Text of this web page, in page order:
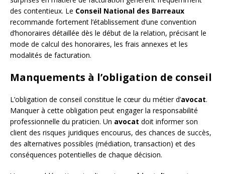
des contentieux. Le Conseil National des Barreaux
recommande fortement l’établissement d’une convention
d’honoraires détaillée dès le début de la relation, précisant le
mode de calcul des honoraires, les frais annexes et les
modalités de facturation.
Manquements à l’obligation de conseil
L’obligation de conseil constitue le cœur du métier d’avocat.
Manquer à cette obligation peut engager la responsabilité
professionnelle du praticien. Un avocat doit informer son
client des risques juridiques encourus, des chances de succès,
des alternatives possibles (médiation, transaction) et des
conséquences potentielles de chaque décision.